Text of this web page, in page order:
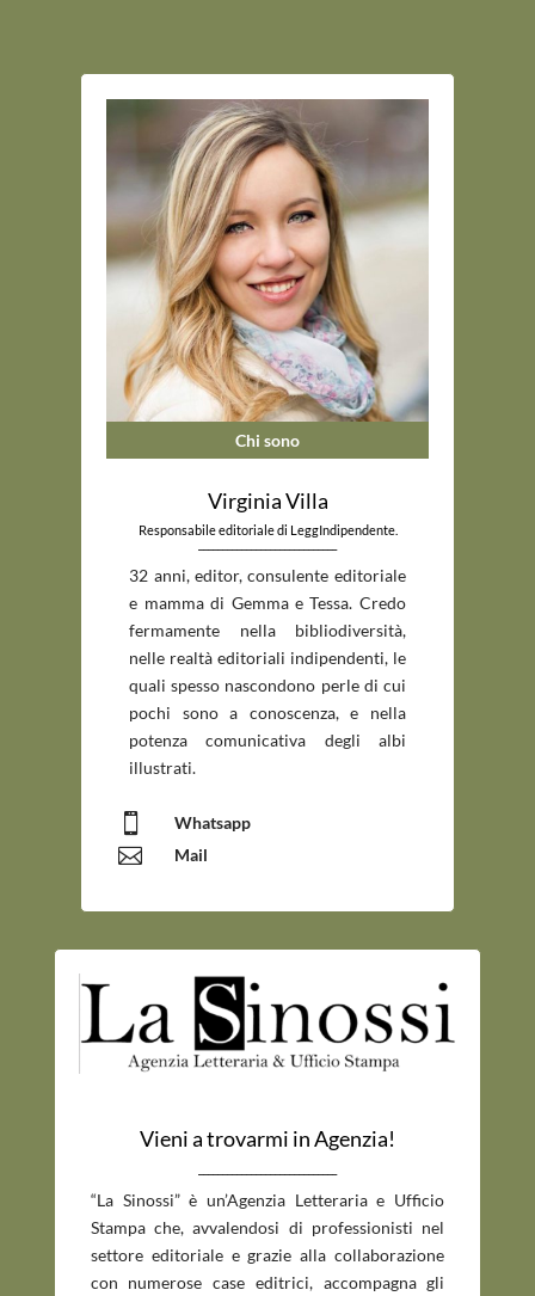
Chi sono
Virginia Villa
Responsabile editoriale di LeggIndipendente.
32 anni, editor, consulente editoriale
e mamma di Gemma e Tessa. Credo
fermamente nella bibliodiversità,
nelle realtà editoriali indipendenti, le
quali spesso nascondono perle di cui
pochi sono a conoscenza, e nella
potenza comunicativa degli albi
illustrati.
 Whatsapp
 Mail
Vieni a trovarmi in Agenzia!
“La Sinossi” è un’Agenzia Letteraria e Ufficio
Stampa che, avvalendosi di professionisti nel
settore editoriale e grazie alla collaborazione
con numerose case editrici, accompagna gli